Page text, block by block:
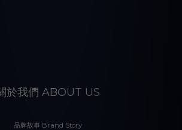
於我們 ABOUT US
品牌故事 Brand Story